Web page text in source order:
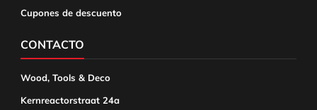
Cupones de descuento
CONTACTO
Wood, Tools & Deco
Kernreactorstraat 24a